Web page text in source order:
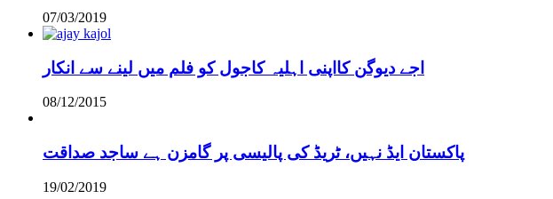
07/03/2019
اجے دیوگن کااپنی اہلیہ کاجول کو فلم میں لینے سے انکار
08/12/2015
پاکستان ایڈ نہیں، ٹریڈ کی پالیسی پر گامزن ہے ساجد صداقت
19/02/2019